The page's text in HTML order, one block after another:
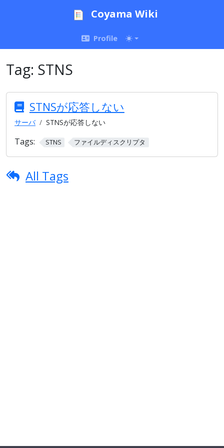
Coyama Wiki
Profile
Tag: STNS
STNSが応答しない
サーバ STNSが応答しない
Tags: STNS ファイルディスクリプタ
All Tags